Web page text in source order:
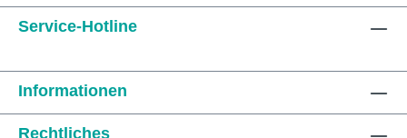
Service-Hotline
Informationen
Rechtliches